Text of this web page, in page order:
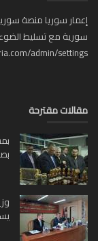
سوريا منصة سورية
مع تسليط الضوء على
admin/
مقترحة
بصالة...
وزير